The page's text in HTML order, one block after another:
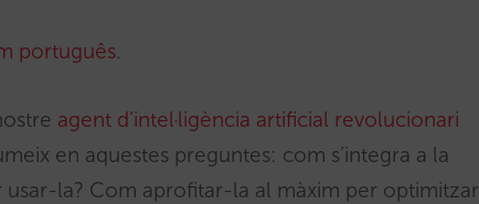
português.
agent d’intel·ligència artificial revolucionari
en aquestes preguntes: com s’integra a la
usar-la? Com aprofitar-la al màxim per optimitzar